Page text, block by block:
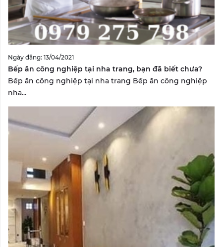
Ngày đăng: 13/04/2021
Bếp ăn công nghiệp tại nha trang, bạn đã biết chưa?
Bếp ăn công nghiệp tại nha trang Bếp ăn công nghiệp
nha...